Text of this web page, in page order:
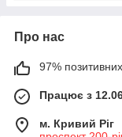
Про нас
97% позитивних
Працює з
м. Кривий Ріг